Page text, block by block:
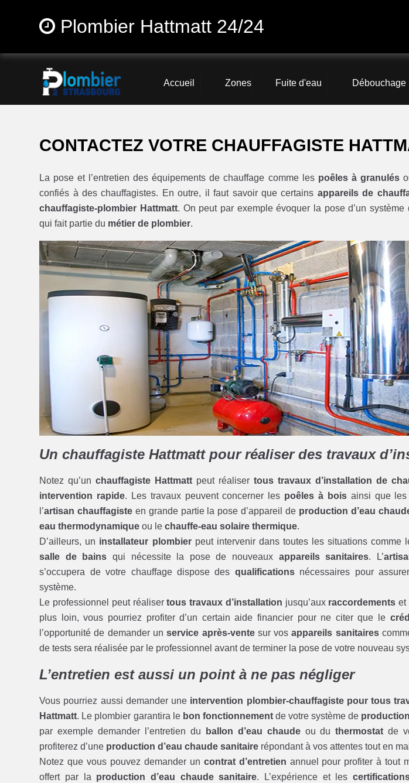
Plombier Hattmatt 24/24
Accueil Zones Fuite d'eau Débouchage
CONTACTEZ VOTRE CHAUFFAGISTE
La pose et l’entretien des équipements de chauffage comme les poêles à granulés
confiés à des chauffagistes. En outre, il faut savoir que certains appareils de
chauffagiste-plombier Hattmatt. On peut par exemple évoquer la pose d’un système
qui fait partie du métier de plombier.
Un chauffagiste Hattmatt pour réaliser des travaux
Notez qu’unchauffagiste Hattmatt peut réalisertous travaux d’installation de
intervention rapide. Les travaux peuvent concerner les poêles à boisainsi que les
l’artisan chauffagiste en grande partie la pose d’appareil de production d’eau
eau thermodynamique ou lechauffe-eau solaire thermique.
D’ailleurs, un installateur plombierpeut intervenir dans toutes les situations comme
salle de bains qui nécessite la pose de nouveaux appareils sanitaires. L’
s’occupera de votre chauffage dispose des qualificationsnécessaires pour
système.
Le professionnel peut réalisertous travaux d’installation jusqu’aux raccordements et
plus loin, vous pourriez profiter d’un certain aide financier pour ne citer que le
l’opportunité de demander unservice après-ventesur vosappareils sanitaires
de tests sera réalisée par le professionnel avant de terminer la pose de votre nouveau
L’entretien est aussi un point à ne pas négliger
Vous pourriez aussi demander une intervention plombier-chauffagiste pour tous
Hattmatt. Le plombier garantira le bon fonctionnementde votre système de
par exemple demander l’entretien du
ballon d’eau chaudeou duthermostat de
profiterez d’une production d’eau chaude sanitaire répondant à vos attentes tout en
Notez que vous pouvez demander un contrat d’entretien annuel pour profiter à tout
offert par la production d’eau chaude sanitaire. L’expérience et les